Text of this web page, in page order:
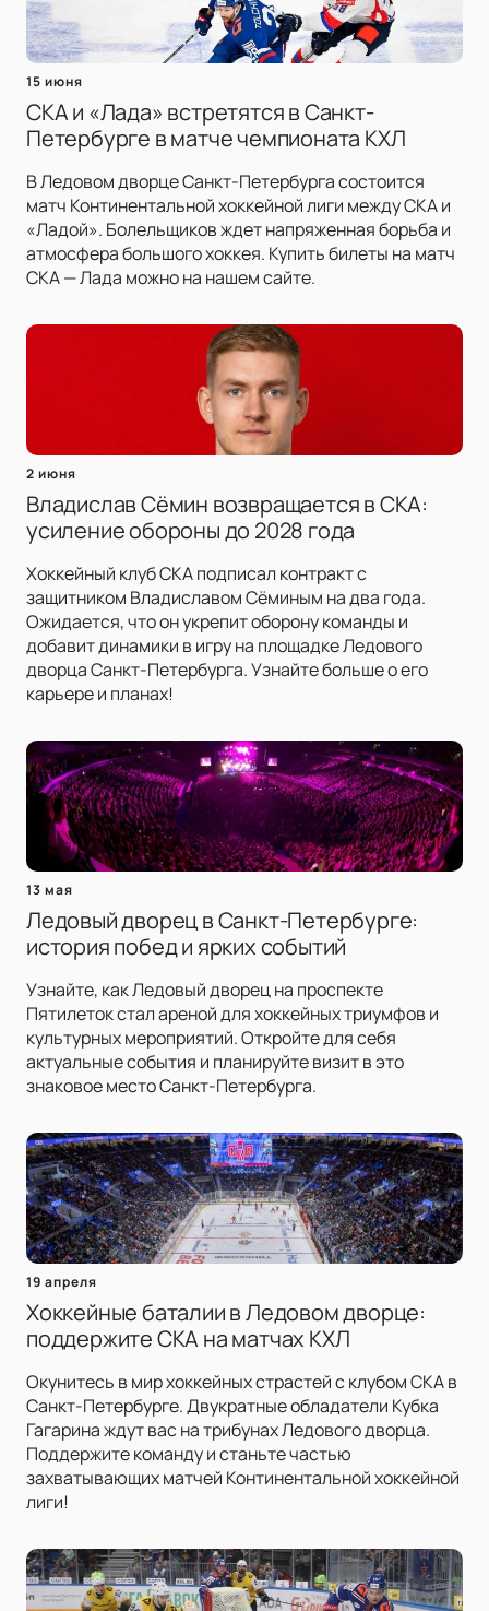
15 июня
СКА и «Лада» встретятся в Санкт-
Петербурге в матче чемпионата КХЛ
В Ледовом дворце Санкт-Петербурга состоится
матч Континентальной хоккейной лиги между СКА и
«Ладой». Болельщиков ждет напряженная борьба и
атмосфера большого хоккея. Купить билеты на матч
СКА — Лада можно на нашем сайте.
2 июня
Владислав Сёмин возвращается в СКА:
усиление обороны до 2028 года
Хоккейный клуб СКА подписал контракт с
защитником Владиславом Сёминым на два года.
Ожидается, что он укрепит оборону команды и
добавит динамики в игру на площадке Ледового
дворца Санкт-Петербурга. Узнайте больше о его
карьере и планах!
13 мая
Ледовый дворец в Санкт-Петербурге:
история побед и ярких событий
Узнайте, как Ледовый дворец на проспекте
Пятилеток стал ареной для хоккейных триумфов и
культурных мероприятий. Откройте для себя
актуальные события и планируйте визит в это
знаковое место Санкт-Петербурга.
19 апреля
Хоккейные баталии в Ледовом дворце:
поддержите СКА на матчах КХЛ
Окунитесь в мир хоккейных страстей с клубом СКА в
Санкт-Петербурге. Двукратные обладатели Кубка
Гагарина ждут вас на трибунах Ледового дворца.
Поддержите команду и станьте частью
захватывающих матчей Континентальной хоккейной
лиги!